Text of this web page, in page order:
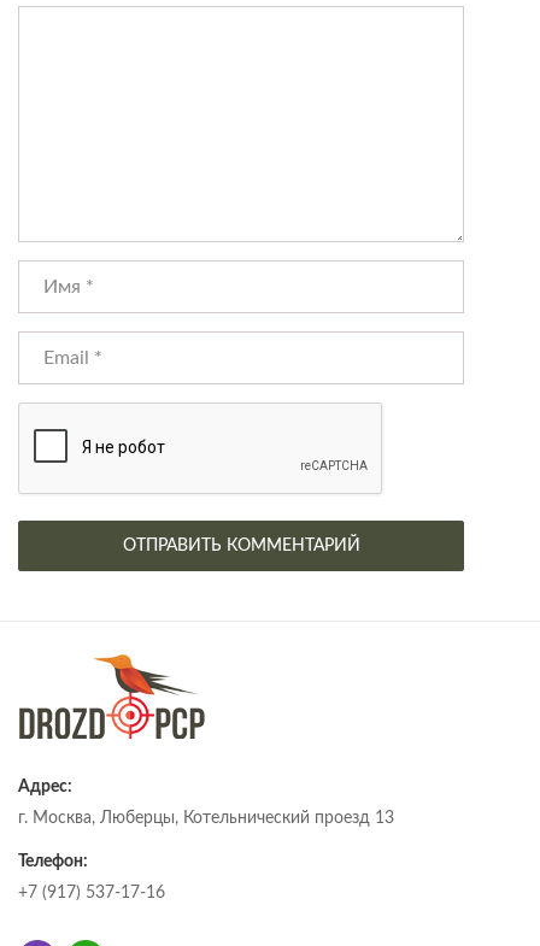
Адрес:
г. Москва, Люберцы, Котельнический проезд 13
Телефон:
+7 (917) 537-17-16